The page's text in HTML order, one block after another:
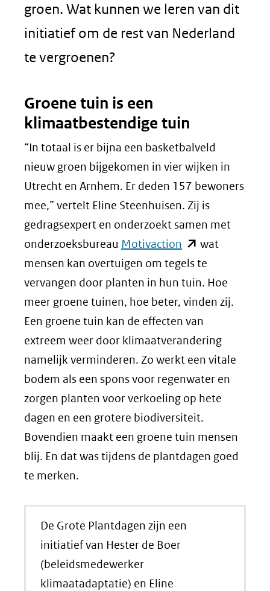
groen. Wat kunnen we leren van dit
initiatief om de rest van Nederland
te vergroenen?
Groene tuin is een
klimaatbestendige tuin
“In totaal is er bijna een basketbalveld
nieuw groen bijgekomen in vier wijken in
Utrecht en Arnhem. Er deden 157 bewoners
mee,” vertelt Eline Steenhuisen. Zij is
gedragsexpert en onderzoekt samen met
onderzoeksbureau Motivaction (opent
in
nieuw
venster)
(verwijst
naar
een
andere
website)
wat
mensen kan overtuigen om tegels te
vervangen door planten in hun tuin. Hoe
meer groene tuinen, hoe beter, vinden zij.
Een groene tuin kan de effecten van
extreem weer door klimaatverandering
namelijk verminderen. Zo werkt een vitale
bodem als een spons voor regenwater en
zorgen planten voor verkoeling op hete
dagen en een grotere biodiversiteit.
Bovendien maakt een groene tuin mensen
blij. En dat was tijdens de plantdagen goed
te merken.
De Grote Plantdagen zijn een
initiatief van Hester de Boer
(beleidsmedewerker
klimaatadaptatie) en Eline